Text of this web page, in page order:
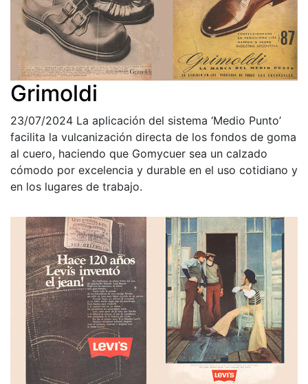
Grimoldi
23/07/2024 La aplicación del sistema ‘Medio Punto’
facilita la vulcanización directa de los fondos de goma
al cuero, haciendo que Gomycuer sea un calzado
cómodo por excelencia y durable en el uso cotidiano y
en los lugares de trabajo.